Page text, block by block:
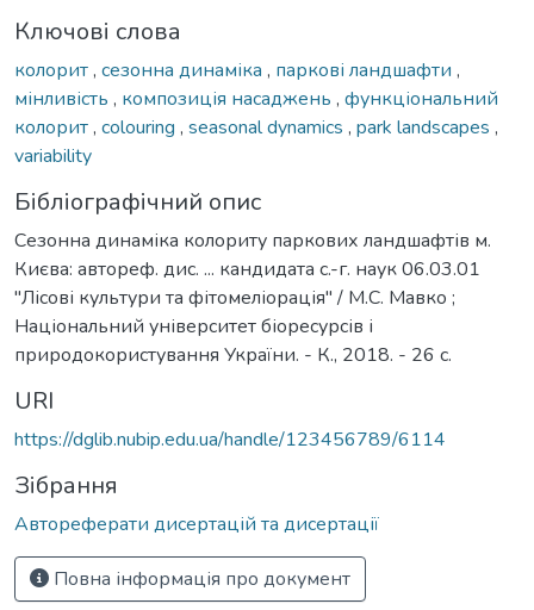
Ключові слова
колорит, сезонна динаміка , паркові ландшафти ,
мінливість , композиція насаджень , функціональний
колорит, colouring , seasonal dynamics , park landscapes ,
variability
Бібліографічний опис
Сезонна динаміка колориту паркових ландшафтів м.
Києва: автореф. дис. ... кандидата с.-г. наук 06.03.01
"Лісові культури та фітомеліорація" / М.С. Мавко ;
Національний університет біоресурсів і
природокористування України. - К., 2018. - 26 с.
URI
https://dglib.nubip.edu.ua/handle/123456789/6114
Зібрання
Автореферати дисертацій та дисертації
Повна інформація про документ